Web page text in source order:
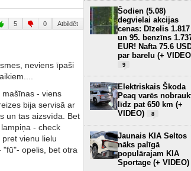
5 0 Atbildēt
neviens īpaši
- viens
bija servisā ar
un tas aizsvīda. Bet
- check
vienu lielu
"fū"- opelis, bet otra
Šodien (5.08)
degvielai akcijas
cenas: Dīzelis 1.817
un 95. benzīns
EUR! Nafta 75.6
par barelu (+
9
Elektriskais Škoda
Peaq varēs
līdz pat 650 km (+
VIDEO)
8
Jaunais KIA Seltos
nāks palīgā
populārajam KIA
Sportage (+ VIDEO)